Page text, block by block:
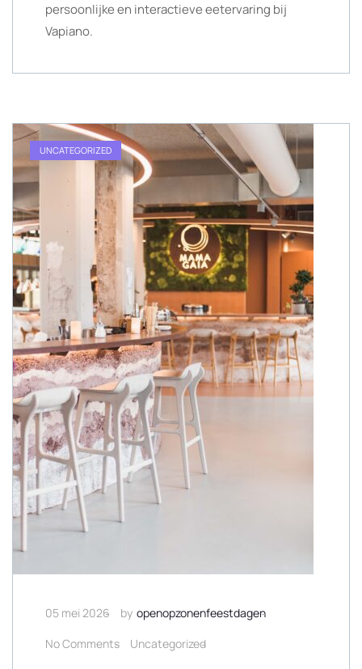
persoonlijke en interactieve eetervaring bij
Vapiano.
UNCATEGORIZED
05 mei 2026 by openopzonenfeestdagen
No Comments
Uncategorized